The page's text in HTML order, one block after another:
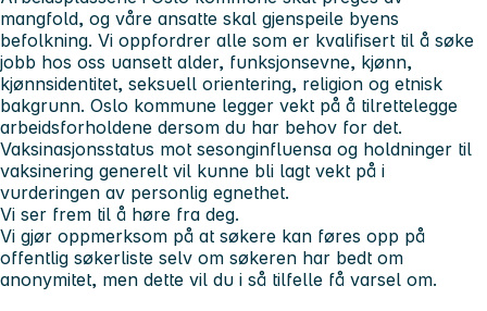
mangfold, og våre ansatte skal gjenspeile byens
befolkning. Vi oppfordrer alle som er kvalifisert til å søke
jobb hos oss uansett alder, funksjonsevne, kjønn,
kjønnsidentitet, seksuell orientering, religion og etnisk
bakgrunn. Oslo kommune legger vekt på å tilrettelegge
arbeidsforholdene dersom du har behov for det.
Vaksinasjonsstatus mot sesonginfluensa og holdninger til
vaksinering generelt vil kunne bli lagt vekt på i
vurderingen av personlig egnethet.
Vi ser frem til å høre fra deg.
Vi gjør oppmerksom på at søkere kan føres opp på
offentlig søkerliste selv om søkeren har bedt om
anonymitet, men dette vil du i så tilfelle få varsel om.